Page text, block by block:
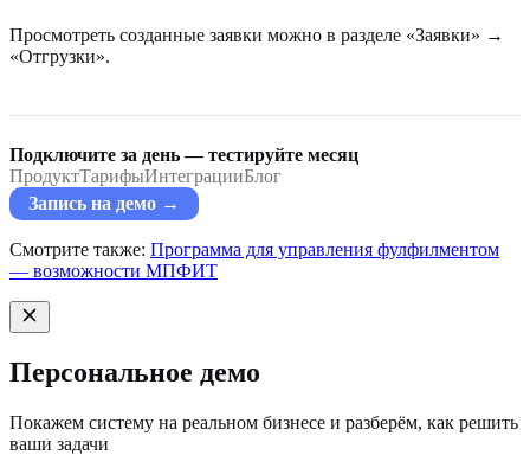
Просмотреть созданные заявки можно в разделе «Заявки» →
«Отгрузки».
Подключите за день — тестируйте месяц
ПродуктТарифыИнтеграцииБлог
Запись на демо →
Смотрите также: Программа для управления фулфилментом
— возможности МПФИТ
Персональное демо
Покажем систему на реальном бизнесе и разберём, как решить
ваши задачи